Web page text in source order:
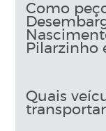
Como
Pilarzinho
Quais